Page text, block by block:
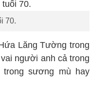
70.
Lăng Tường trong
người anh cả trong
trong sương mù hay